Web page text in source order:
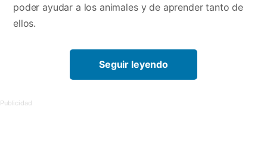
poder ayudar a los animales y de aprender tanto de
ellos.
Seguir leyendo